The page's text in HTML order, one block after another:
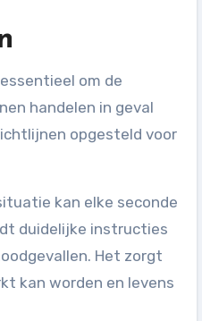
handelen in geval
opgesteld voor
kan elke seconde
duidelijke instructies
Het zorgt
kan worden en levens